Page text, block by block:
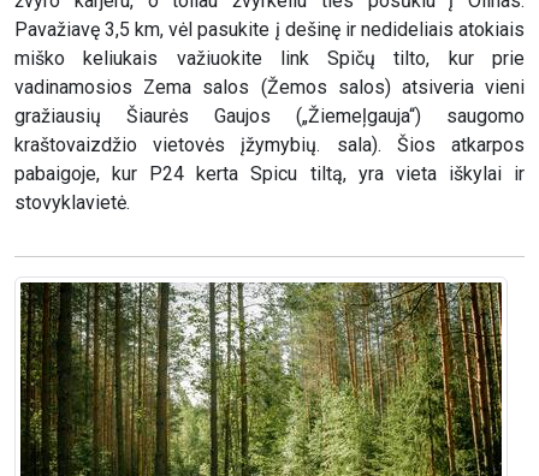
Pavažiavę 3,5 km, vėl pasukite į dešinę ir nedideliais atokiais
miško keliukais važiuokite link Spičų tilto, kur prie
vadinamosios Zema salos (Žemos salos) atsiveria vieni
gražiausių Šiaurės Gaujos („Žiemeļgauja“) saugomo
kraštovaizdžio vietovės įžymybių. sala). Šios atkarpos
pabaigoje, kur P24 kerta Spicu tiltą, yra vieta iškylai ir
stovyklavietė.